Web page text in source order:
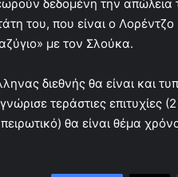
δεδομένη την
του, που είναι ο
με τον Σλούκα.
διεθνής θα είναι και
τεράστιες επιτυχίες
θα είναι θέμα